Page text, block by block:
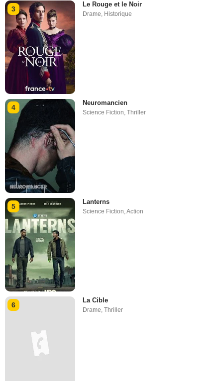
3
Le Rouge et le Noir
Drame, Historique
4
Neuromancien
Science Fiction,Thriller
5
Lanterns
Science Fiction ,Action
6
La Cible
Drame,Thriller